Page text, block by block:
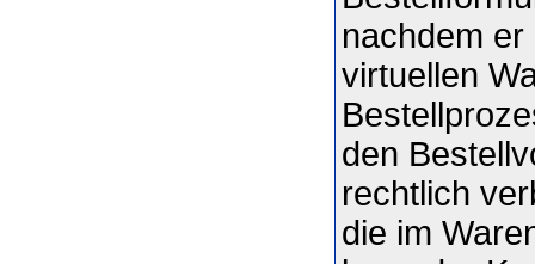
nachdem
virtuellen
den
rechtlich
die im